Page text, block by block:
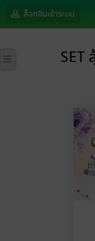
ล็อกอินเข้าระบบ